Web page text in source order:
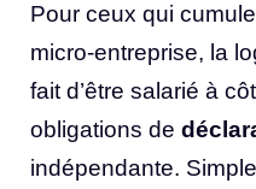
Pour ceux qui
micro-entreprise, la
fait d’être salarié à
obligations de
indépendante.